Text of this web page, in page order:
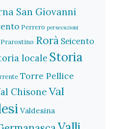
San Giovanni
Perrero persecuzioni
Prarostino Rorà Seicento
locale Storia
Torre Pellice
Chisone Val
Valdesina